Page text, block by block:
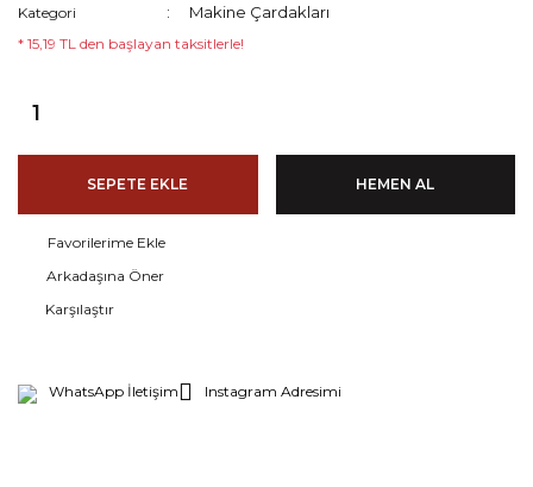
Kategori Makine Çardakları
* 15,19 TL den başlayan taksitlerle!
SEPETE EKLE HEMEN AL
Arkadaşına Öner
Karşılaştır
WhatsApp İletişim Instagram Adresimi